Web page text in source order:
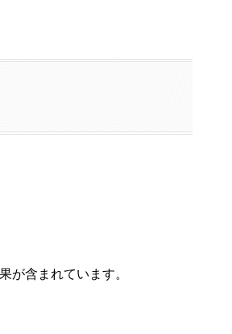
が含まれています。